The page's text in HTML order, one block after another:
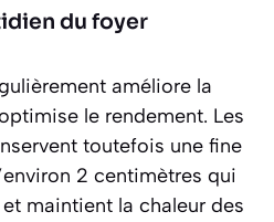
du foyer
améliore la
le rendement. Les
toutefois une fine
2 centimètres qui
maintient la chaleur des